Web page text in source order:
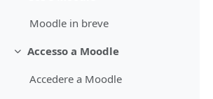
Moodle in breve
Minimizza
Accesso a Moodle
Accedere a Moodle